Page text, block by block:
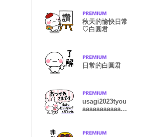
秋天的愉快日常
♡白圓君
日常的白圓君
usagi2023tyou
aaaaaaaaaaaaa